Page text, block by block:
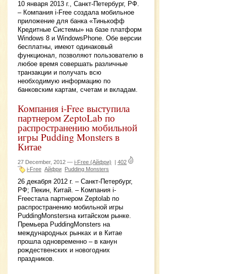
10 января 2013 г., Санкт-Петербург, РФ.
– Компания i-Free создала мобильное
приложение для банка «Тинькофф
Кредитные Системы» на базе платформ
Windows 8 и WindowsPhone. Обе версии
бесплатны, имеют одинаковый
функционал, позволяют пользователю в
любое время совершать различные
транзакции и получать всю
необходимую информацию по
банковским картам, счетам и вкладам.
Компания i-Free выступила
партнером ZeptoLab по
распространению мобильной
игры Pudding Monsters в
Китае
27 December, 2012 — i-Free (Айфри)
402
i-Free Айфри Pudding Monsters
26 декабря 2012 г. – Санкт-Петербург,
РФ; Пекин, Китай. – Компания i-
Freeстала партнером Zeptolab по
распространению мобильной игры
PuddingMonstersна китайском рынке.
Премьера PuddingMonsters на
международных рынках и в Китае
прошла одновременно – в канун
рождественских и новогодних
праздников.